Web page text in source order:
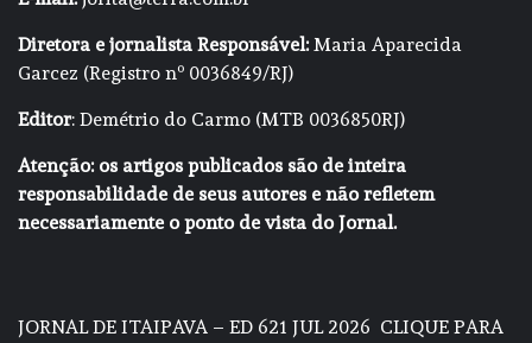
Diretora e jornalista Responsável:Maria Aparecida
Garcez (Registro nº 0036849/RJ)
Editor: Demétrio do Carmo (MTB 0036850RJ)
Atenção: os artigos publicados são de inteira
responsabilidade de seus autores e não refletem
necessariamente o ponto de vista do Jornal.
JORNAL DE ITAIPAVA – ED 621 JUL 2026 CLIQUE PARA